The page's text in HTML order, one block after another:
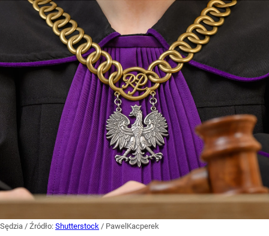
Sędzia / Źródło: Shutterstock / PawelKacperek